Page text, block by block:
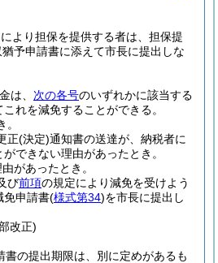
より担保を提供する者は、担保提
猶予申請書に添えて市長に提出しな
は、 次の各号のいずれかに該当する
れを減免することができる。
正(決定)通知書の送達が、納税者に
できない理由があったとき。
があったとき。
び前項の規定により減免を受けよう
免申請書(様式第34)を市長に提出し
改正)
書の提出期限は、別に定めがあるも